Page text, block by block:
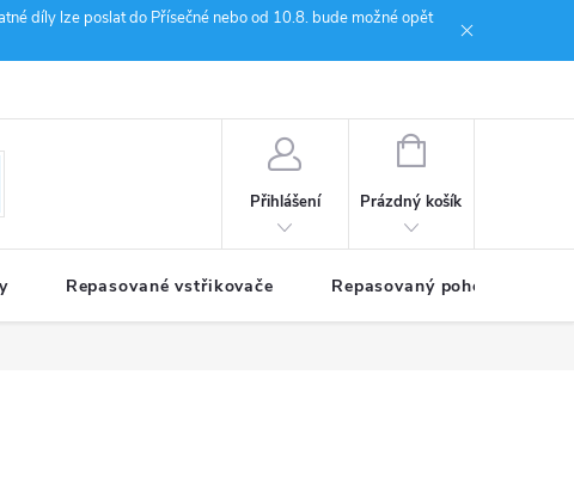
díly lze poslat do Přísečné nebo od 10.8. bude možné opět
Přihlášení
NÁKUPNÍ
Prázdný košík
Repasované vstřikovače Repasovaný pohon TDM